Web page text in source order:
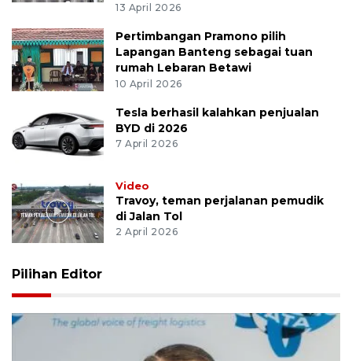
13 April 2026
Pertimbangan Pramono pilih
Lapangan Banteng sebagai tuan
rumah Lebaran Betawi
10 April 2026
Tesla berhasil kalahkan penjualan
BYD di 2026
7 April 2026
Video
Travoy, teman perjalanan pemudik
di Jalan Tol
2 April 2026
Pilihan Editor